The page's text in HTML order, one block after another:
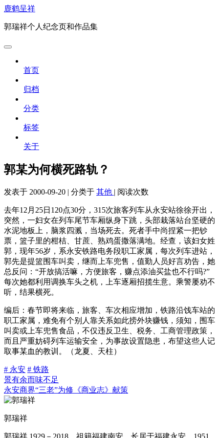
鹿鹤呈祥
郭瑞祥个人纪念页和作品集
首页
归档
分类
标签
关于
郭某为何横死路轨？
发表于 2000-09-20 | 分类于 其他 | 阅读次数
去年12月25日120点30分，315次旅客列车从永安站徐徐开出，
突然，一妇女在列车尾节车厢纵身下跳，头部栽落站台坚硬的
水泥地板上，脑浆四溅，当场死去。死者手中尚捏紧一把钞
票，篮子里的柑桔、甘蔗、熟鸡蛋撒落满地。经查，该妇女姓
郭，现年56岁，系永安铁路电务段职工家属，每次列车进站，
郭先是提篮围车叫卖，继而上车兜售，值勤人员好言劝告，她
总反问：“开放搞活嘛，方便旅客，赚点添油买盐也不行吗?”
每次她都利用调换车头之机，上车逐厢招揽生意。乘警屡劝不
听，结果横死。
编后：春节即将来临，旅客、车次相应增加，铁路沿饯车站的
职工家属，难免有个别人靠关系如此捞外块赚钱，须知，围车
叫卖或上车兜售食品，不仅违反卫生、税务、工商管理政策，
而且严重妨碍列车运输安全，为事故设置隐患，布望这些人记
取事某血的教训。（龙夏、天柱）
# 永安 # 铁路
景有余而味不足
永安商界“三老”为修《商业志》献策
郭瑞祥
郭瑞祥 1929－2018，祖籍福建南安，长居于福建永安，1951